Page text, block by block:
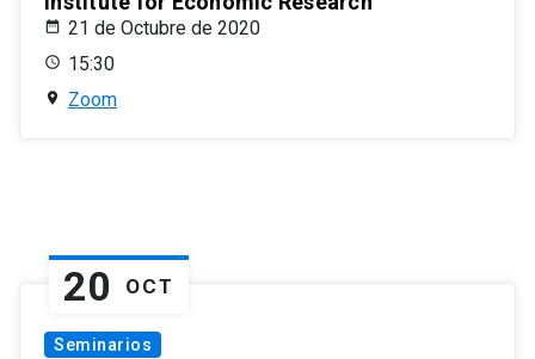
21 de Octubre de 2020
15:30
Zoom
20 OCT
Seminarios